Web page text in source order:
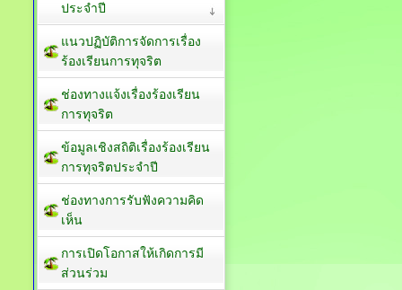
ประจำปี
แนวปฏิบัติการจัดการเรื่อง
ร้องเรียนการทุจริต
ช่องทางแจ้งเรื่องร้องเรียน
การทุจริต
ข้อมูลเชิงสถิติเรื่องร้องเรียน
การทุจริตประจำปี
ช่องทางการรับฟังความคิด
เห็น
การเปิดโอกาสให้เกิดการมี
ส่วนร่วม